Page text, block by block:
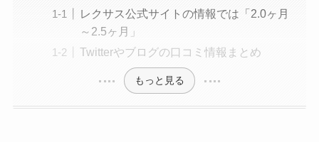
レクサス公式サイトの情報では「2.0ヶ月
～2.5ヶ月」
Twitterやブログの口コミ情報まとめ
もっと見る